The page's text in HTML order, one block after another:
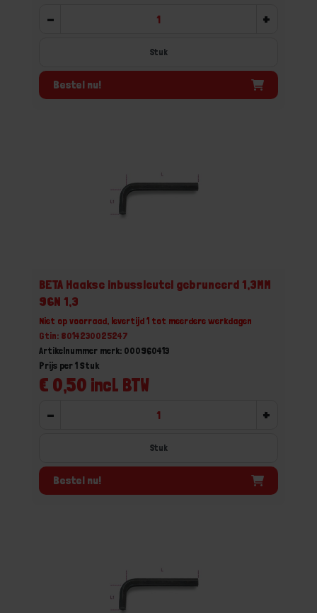
- +
Stuk
Bestel nu!
BETA Haakse inbussleutel gebruneerd 1,3MM
96N 1,3
Niet op voorraad, levertijd 1 tot meerdere werkdagen
Gtin: 8014230025247
Artikelnummer merk: 000960413
€ 0,50 incl. BTW
Prijs per 1 Stuk
- +
Stuk
Bestel nu!